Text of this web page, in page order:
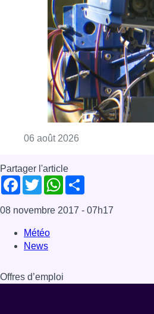
06 août 2026
Partager l'article
Facebook
TwitterWhatsApp
08 novembre 2017 - 07h17
Météo
News
Offres d’emploi